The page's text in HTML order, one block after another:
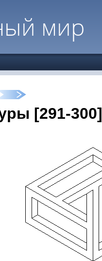
мир
[291-300]